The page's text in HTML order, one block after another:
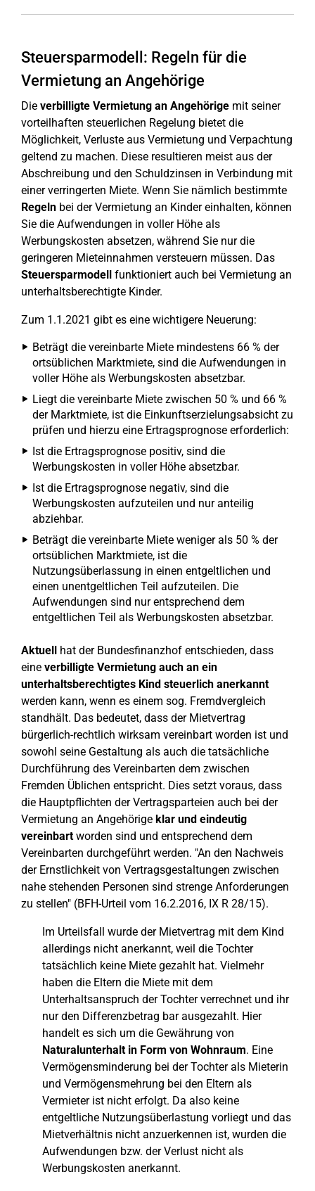
Steuersparmodell: Regeln für die
Vermietung an Angehörige
Die verbilligte Vermietung an Angehörige mit seiner
vorteilhaften steuerlichen Regelung bietet die
Möglichkeit, Verluste aus Vermietung und Verpachtung
geltend zu machen. Diese resultieren meist aus der
Abschreibung und den Schuldzinsen in Verbindung mit
einer verringerten Miete. Wenn Sie nämlich bestimmte
Regeln bei der Vermietung an Kinder einhalten, können
Sie die Aufwendungen in voller Höhe als
Werbungskosten absetzen, während Sie nur die
geringeren Mieteinnahmen versteuern müssen. Das
Steuersparmodell funktioniert auch bei Vermietung an
unterhaltsberechtigte Kinder.
Zum 1.1.2021 gibt es eine wichtigere Neuerung:
Beträgt die vereinbarte Miete mindestens 66 % der
ortsüblichen Marktmiete, sind die Aufwendungen in
voller Höhe als Werbungskosten absetzbar.
Liegt die vereinbarte Miete zwischen 50 % und 66 %
der Marktmiete, ist die Einkunftserzielungsabsicht zu
prüfen und hierzu eine Ertragsprognose erforderlich:
Ist die Ertragsprognose positiv, sind die
Werbungskosten in voller Höhe absetzbar.
Ist die Ertragsprognose negativ, sind die
Werbungskosten aufzuteilen und nur anteilig
abziehbar.
Beträgt die vereinbarte Miete weniger als 50 % der
ortsüblichen Marktmiete, ist die
Nutzungsüberlassung in einen entgeltlichen und
einen unentgeltlichen Teil aufzuteilen. Die
Aufwendungen sind nur entsprechend dem
entgeltlichen Teil als Werbungskosten absetzbar.
Aktuell hat der Bundesfinanzhof entschieden, dass
eine verbilligte Vermietung auch an ein
unterhaltsberechtigtes Kind steuerlich anerkannt
werden kann, wenn es einem sog. Fremdvergleich
standhält. Das bedeutet, dass der Mietvertrag
bürgerlich-rechtlich wirksam vereinbart worden ist und
sowohl seine Gestaltung als auch die tatsächliche
Durchführung des Vereinbarten dem zwischen
Fremden Üblichen entspricht. Dies setzt voraus, dass
die Hauptpflichten der Vertragsparteien auch bei der
Vermietung an Angehörige klar und eindeutig
vereinbartworden sind und entsprechend dem
Vereinbarten durchgeführt werden. "An den Nachweis
der Ernstlichkeit von Vertragsgestaltungen zwischen
nahe stehenden Personen sind strenge Anforderungen
zu stellen" (BFH-Urteil vom 16.2.2016, IX R 28/15).
Im Urteilsfall wurde der Mietvertrag mit dem Kind
allerdings nicht anerkannt, weil die Tochter
tatsächlich keine Miete gezahlt hat. Vielmehr
haben die Eltern die Miete mit dem
Unterhaltsanspruch der Tochter verrechnet und ihr
nur den Differenzbetrag bar ausgezahlt. Hier
handelt es sich um die Gewährung von
Naturalunterhalt in Form von Wohnraum. Eine
Vermögensminderung bei der Tochter als Mieterin
und Vermögensmehrung bei den Eltern als
Vermieter ist nicht erfolgt. Da also keine
entgeltliche Nutzungsüberlastung vorliegt und das
Mietverhältnis nicht anzuerkennen ist, wurden die
Aufwendungen bzw. der Verlust nicht als
Werbungskosten anerkannt.